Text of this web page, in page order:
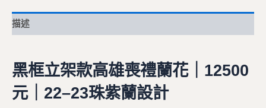
描述
黑框立架款高雄喪禮蘭花｜12500
元｜22–23珠紫蘭設計